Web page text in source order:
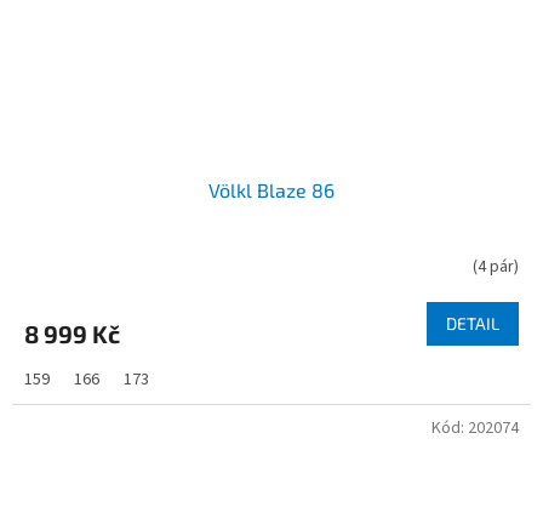
Völkl Blaze 86
(4 pár)
8 999 Kč DETAIL
159 166 173
Kód: 202074